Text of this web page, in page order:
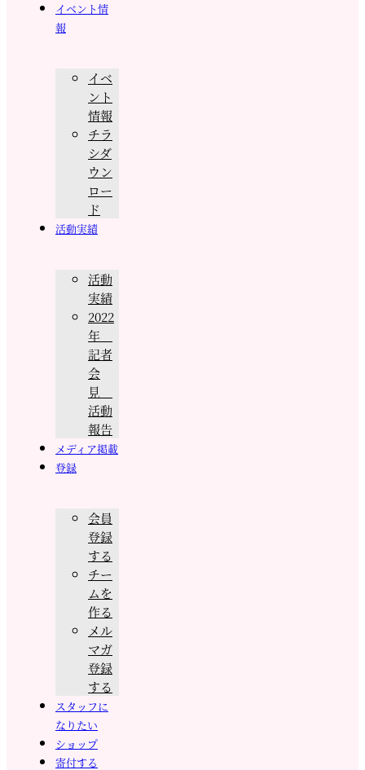
イベント情
報
イベ
ント
情報
チラ
シダ
ウン
ロー
ド
活動実績
活動
実績
2022
年
記者
会
見
活動
報告
メディア掲載
登録
会員
登録
する
チー
ムを
作る
メル
マガ
登録
する
スタッフに
なりたい
ショップ
寄付する